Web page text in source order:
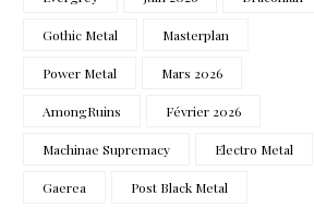
Gothic Metal Masterplan
Power Metal Mars 2026
AmongRuins Février 2026
Machinae Supremacy Electro Metal
Gaerea Post Black Metal